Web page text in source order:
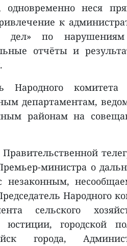
неся
к
дел» по
отчёты и
Народного комитета
департаментам,
районам на
министра о
незаконным,
Народного
сельского
городской
города,